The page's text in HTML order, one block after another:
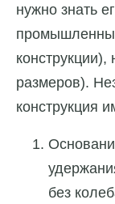
нужно знать
размеров).
конструкция
без